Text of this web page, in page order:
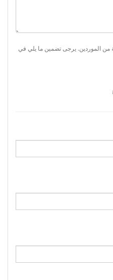
الموردين. يرجى تضمين ما يلي في